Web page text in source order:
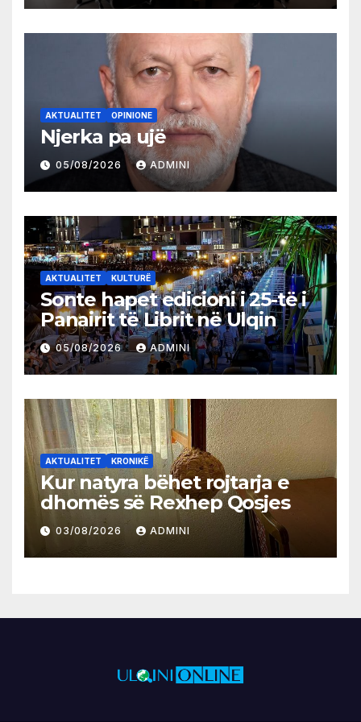
AKTUALITET OPINIONE
Njerka pa ujë
05/08/2026 ADMINI
AKTUALITET KULTURË
Sonte hapet edicioni i 25-të i
Panairit të Librit në Ulqin
05/08/2026 ADMINI
AKTUALITET KRONIKË
Kur natyra bëhet rojtarja e
dhomës së Rexhep Qosjes
03/08/2026 ADMINI